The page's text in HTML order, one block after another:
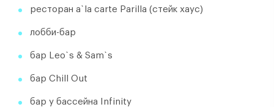
ресторан a`la carte Parilla (стейк хаус)
лобби-бар
бар Leo`s & Sam`s
бар Chill Out
бар у бассейна Infinity